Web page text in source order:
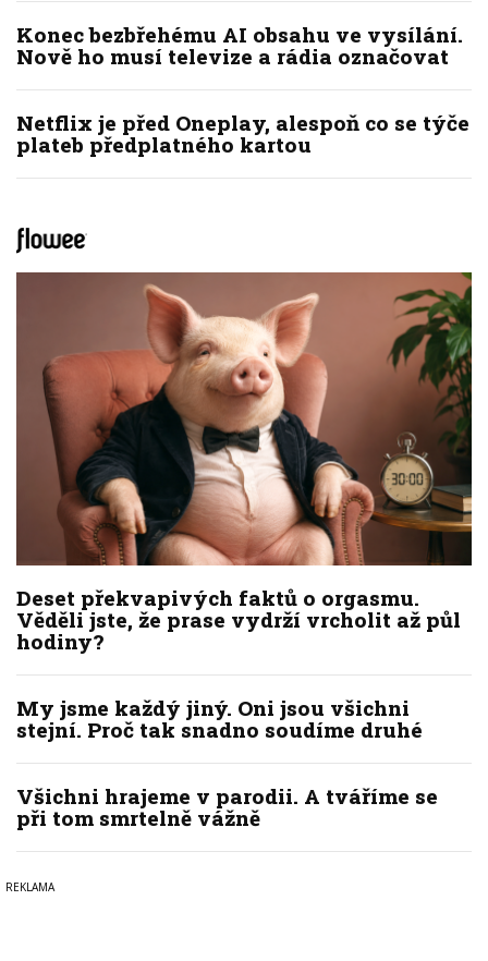
Konec bezbřehému AI obsahu ve vysílání.
Nově ho musí televize a rádia označovat
Netflix je před Oneplay, alespoň co se týče
plateb předplatného kartou
Deset překvapivých faktů o orgasmu.
Věděli jste, že prase vydrží vrcholit až půl
hodiny?
My jsme každý jiný. Oni jsou všichni
stejní. Proč tak snadno soudíme druhé
Všichni hrajeme v parodii. A tváříme se
při tom smrtelně vážně